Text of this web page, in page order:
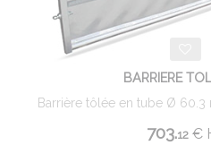
BARRIERE
Barrière tôlée en tube Ø 60.3
703.12 €